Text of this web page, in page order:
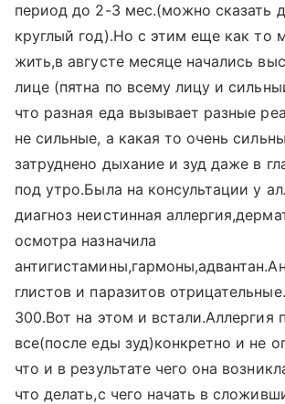
период до 2-3 мес.(можно сказать
круглый год).Но с этим еще как то
жить,в августе месяце начались
лице (пятна по всему лицу и
что разная еда вызывает разные
не сильные, а какая то очень
затруднено дыхание и зуд даже в
под утро.Была на консультации у
диагноз неистинная
осмотра назначила
глистов и паразитов
300.Вот на этом и встали.Аллергия
все(после еды зуд)конкретно и не
что и в результате чего она
что делать,с чего начать в